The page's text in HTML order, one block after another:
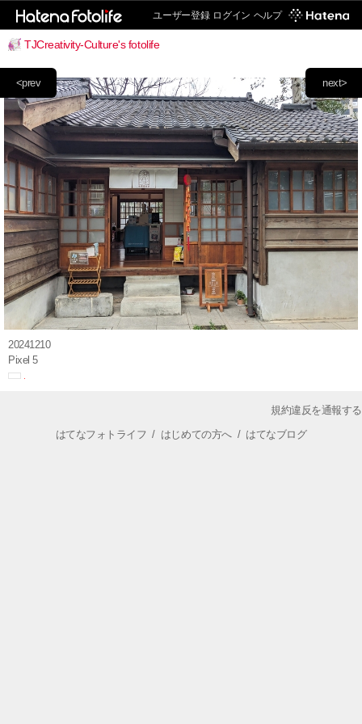
ユーザー登録 ログイン ヘルプ
TJCreativity-Culture's fotolife
next>
<prev
20241210
Pixel 5
規約違反を通報する
はてなフォトライフ / はじめての方へ/ はてなブログ